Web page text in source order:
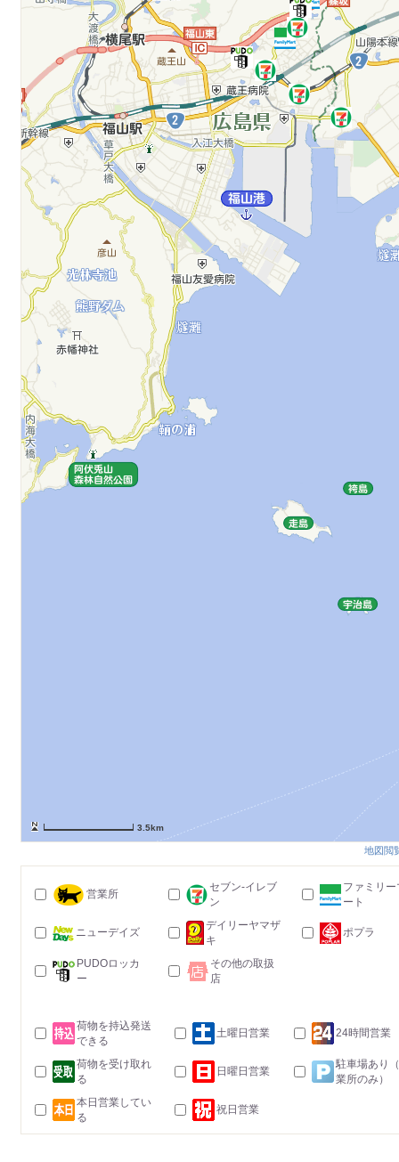
3.5km
地図閲
営業所
セブン-イレブ
ン
ファミリー
ート
ニューデイズ
デイリーヤマザ
キ
ポプラ
PUDOロッカ
ー
その他の取扱
店
荷物を持込発送
できる
土曜日営業 24時間営業
荷物を受け取れ
る
日曜日営業
駐車場あり
業所のみ）
本日営業してい
る
祝日営業